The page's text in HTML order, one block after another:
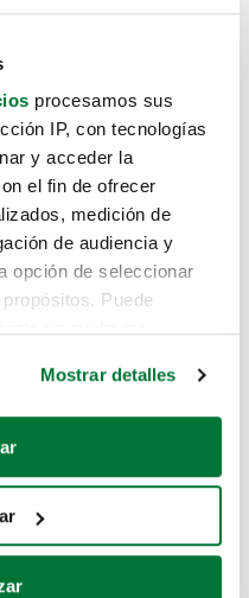
procesamos sus
IP, con tecnologías
y acceder la
el fin de ofrecer
medición de
de audiencia y
opción de seleccionar
Puede
su ubicación geográfica
activamente
específicas (huellas
Mostrar detalles
como
aquí.
que estás
enlaces: